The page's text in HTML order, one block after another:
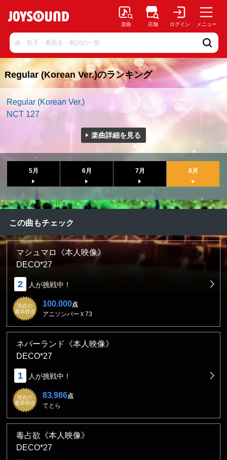
楽曲 店舗 ログイン メニュー
Regular (Korean Ver.)のランキング
Regular (Korean Ver.)
NCT 127
楽曲詳細を見る
5月 6月 7月 8月
該当データが見つかりませんでした。
この曲もチェック
マシュマロ《本人映像》
DECO*27
2 人が挑戦中！
現在の
最高得点
100.000点
アニソンバーＸ73
ネバーランド《本人映像》
DECO*27
1 人が挑戦中！
現在の
最高得点
83.986点
てとら
毒占欲《本人映像》
DECO*27